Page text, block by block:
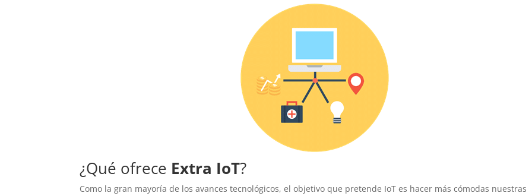
¿Qué ofrece Extra IoT?
Como la gran mayoría de los avances tecnológicos, el objetivo que pretende IoT es hacer más cómodas nuestras